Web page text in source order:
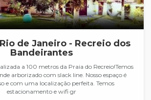
de Janeiro - Recreio dos
Bandeirantes
a 100 metros da Praia do Recreio!Temos
arborizado com slack line. Nosso espaço é
e com uma localização perfeita. Temos
estacionamento e wifi gr